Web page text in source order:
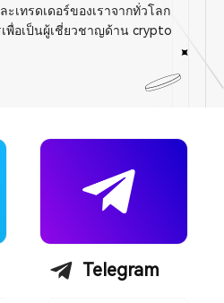
ะเทรดเดอร์ของเราจากทั่วโลก
พื่อเป็นผู้เชี่ยวชาญด้าน crypto
Telegram